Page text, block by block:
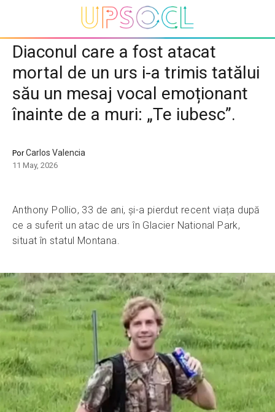
Diaconul care a fost atacat
mortal de un urs i-a trimis tatălui
său un mesaj vocal emoționant
înainte de a muri: „Te iubesc”.
PorCarlos Valencia
11 May, 2026
Anthony Pollio, 33 de ani, și-a pierdut recent viața după
ce a suferit un atac de urs în Glacier National Park,
situat în statul Montana.